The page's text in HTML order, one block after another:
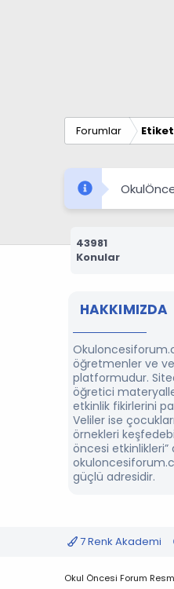
Forumlar
43981
Konular
HAKKIMIZDA
öğretmenler ve
platformudur.
öğretici
etkinlik fikirlerini
Veliler ise
örnekleri
öncesi etkinlikleri”
güçlü adresidir.
7 Renk Akademi
Okul Öncesi Forum